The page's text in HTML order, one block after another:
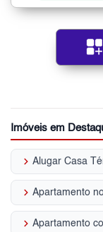
Imóveis em
keyboard_arrow_right Alugar Casa
keyboard_arrow_right
keyboard_arrow_right